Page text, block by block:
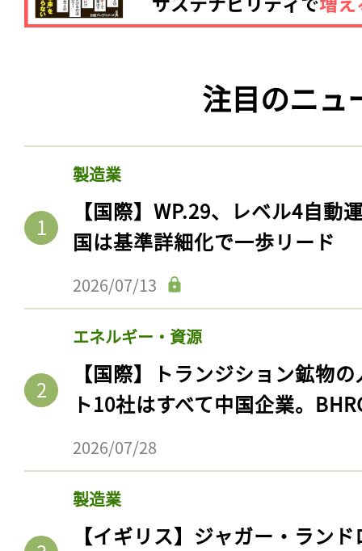
注目のニュ
製造業
【国際】WP.29、レベル4自動
国は基準詳細化で一歩リード
2026/07/13
エネルギー・資源
【国際】トランジション鉱物
ト10社はすべて中国企業。
2026/07/28
製造業
【イギリス】ジャガー・ラン